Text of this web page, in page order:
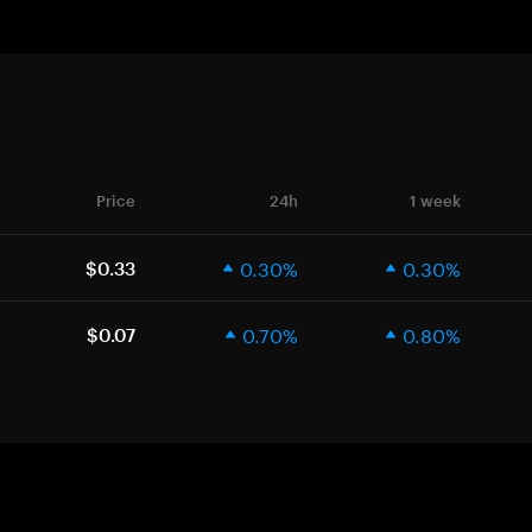
Price 24h 1 week
$0.33 0.30% 0.30%
$0.07 0.70% 0.80%